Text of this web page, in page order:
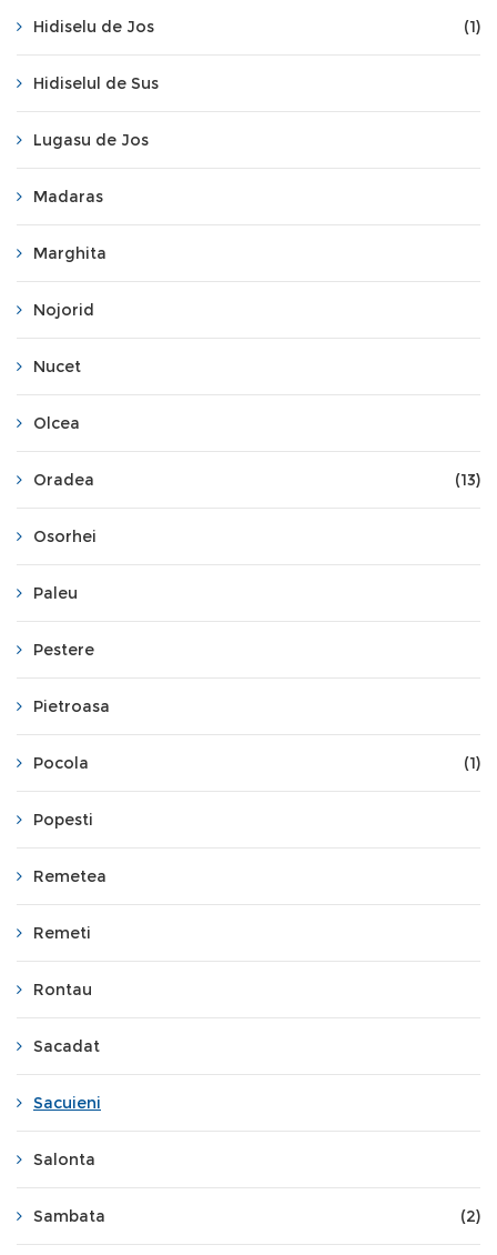
Hidiselu de Jos (1)
Hidiselul de Sus
Lugasu de Jos
Madaras
Marghita
Nojorid
Nucet
Olcea
Oradea (13)
Osorhei
Paleu
Pestere
Pietroasa
Pocola (1)
Popesti
Remetea
Remeti
Rontau
Sacadat
Sacuieni
Salonta
Sambata (2)